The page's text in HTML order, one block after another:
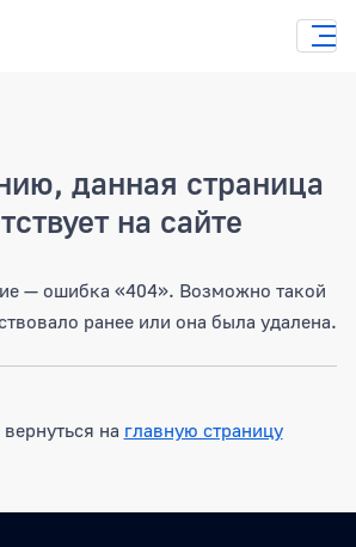
данная страница
на сайте
— ошибка «404». Возможно такой
ранее или она была удалена.
на главную страницу